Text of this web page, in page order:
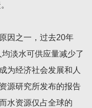
因之一，过去20年
淡水可供应量减少了
为经济社会发展和人
源研究所发布的报告
水资源仅占全球的